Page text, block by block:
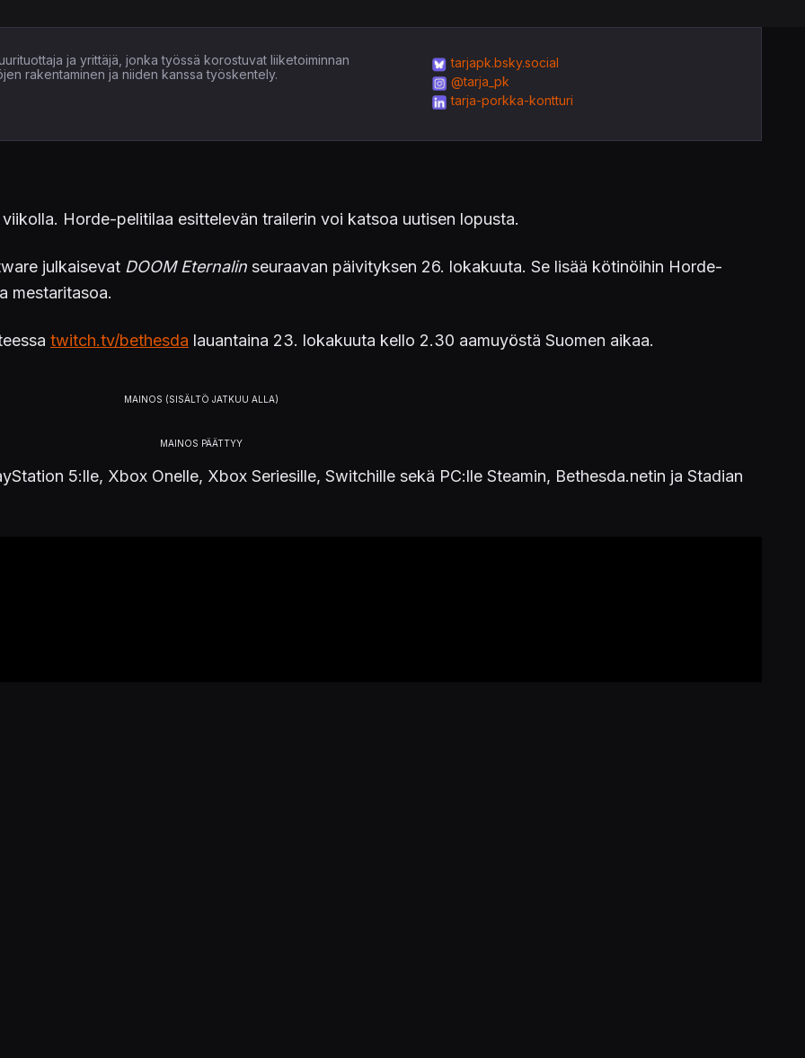
ja yrittäjä, jonka työssä korostuvat liiketoiminnan
rakentaminen ja niiden kanssa työskentely.
tarjapk.bsky.social
@tarja_pk
tarja-porkka-kontturi
Horde-pelitilaa esittelevän trailerin voi katsoa uutisen lopusta.
julkaisevat DOOM Eternalin seuraavan päivityksen 26. lokakuuta. Se lisää kötinöihin Horde-
mestaritasoa.
twitch.tv/bethesda lauantaina 23. lokakuuta kello 2.30 aamuyöstä Suomen aikaa.
5:lle, Xbox Onelle, Xbox Seriesille, Switchille sekä PC:lle Steamin, Bethesda.netin ja Stadian